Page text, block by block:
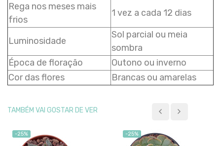
Rega nos meses mais
frios
1 vez a cada 12 dias
Luminosidade
Sol parcial ou meia
sombra
Época de floração
Outono ou inverno
Cor das flores
Brancas ou amarelas
TAMBÉM VAI GOSTAR DE VER
-25% -25%